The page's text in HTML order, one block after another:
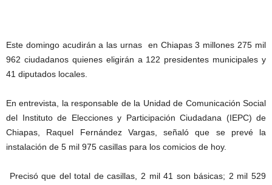
Este domingo acudirán a las urnas en Chiapas 3 millones 275 mil
962 ciudadanos quienes eligirán a 122 presidentes municipales y
41 diputados locales.
En entrevista, la responsable de la Unidad de Comunicación Social
del Instituto de Elecciones y Participación Ciudadana (IEPC) de
Chiapas, Raquel Fernández Vargas, señaló que se prevé la
instalación de 5 mil 975 casillas para los comicios de hoy.
Precisó que del total de casillas, 2 mil 41 son básicas; 2 mil 529